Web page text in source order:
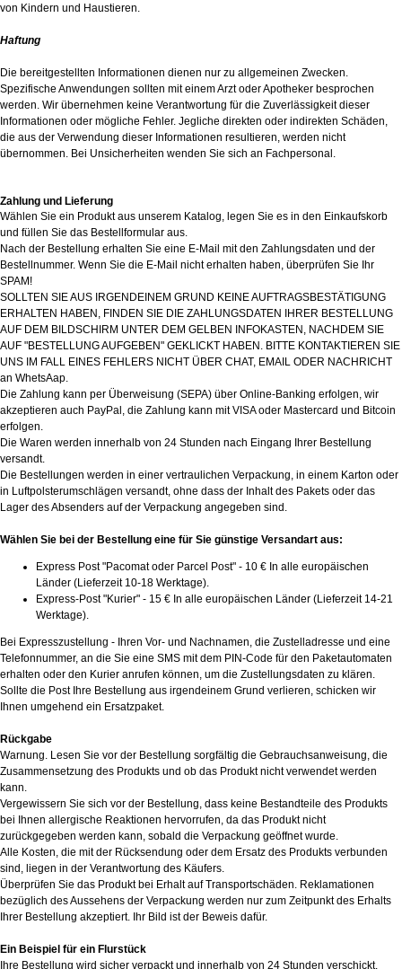
von Kindern und Haustieren.
Haftung
Die bereitgestellten Informationen dienen nur zu allgemeinen Zwecken.
Spezifische Anwendungen sollten mit einem Arzt oder Apotheker besprochen
werden. Wir übernehmen keine Verantwortung für die Zuverlässigkeit dieser
Informationen oder mögliche Fehler. Jegliche direkten oder indirekten Schäden,
die aus der Verwendung dieser Informationen resultieren, werden nicht
übernommen. Bei Unsicherheiten wenden Sie sich an Fachpersonal.
Zahlung und Lieferung
Wählen Sie ein Produkt aus unserem Katalog, legen Sie es in den Einkaufskorb
und füllen Sie das Bestellformular aus.
Nach der Bestellung erhalten Sie eine E-Mail mit den Zahlungsdaten und der
Bestellnummer. Wenn Sie die E-Mail nicht erhalten haben, überprüfen Sie Ihr
SPAM!
SOLLTEN SIE AUS IRGENDEINEM GRUND KEINE AUFTRAGSBESTÄTIGUNG
ERHALTEN HABEN, FINDEN SIE DIE ZAHLUNGSDATEN IHRER BESTELLUNG
AUF DEM BILDSCHIRM UNTER DEM GELBEN INFOKASTEN, NACHDEM SIE
AUF "BESTELLUNG AUFGEBEN" GEKLICKT HABEN. BITTE KONTAKTIEREN SIE
UNS IM FALL EINES FEHLERS NICHT ÜBER CHAT, EMAIL ODER NACHRICHT
an WhetsAap.
Die Zahlung kann per Überweisung (SEPA) über Online-Banking erfolgen, wir
akzeptieren auch PayPal, die Zahlung kann mit VISA oder Mastercard und Bitcoin
erfolgen.
Die Waren werden innerhalb von 24 Stunden nach Eingang Ihrer Bestellung
versandt.
Die Bestellungen werden in einer vertraulichen Verpackung, in einem Karton oder
in Luftpolsterumschlägen versandt, ohne dass der Inhalt des Pakets oder das
Lager des Absenders auf der Verpackung angegeben sind.
Wählen Sie bei der Bestellung eine für Sie günstige Versandart aus:
Express Post "Pacomat oder Parcel Post" - 10 € In alle europäischen
Länder (Lieferzeit 10-18 Werktage).
Express-Post "Kurier" - 15 € In alle europäischen Länder (Lieferzeit 14-21
Werktage).
Bei Expresszustellung - Ihren Vor- und Nachnamen, die Zustelladresse und eine
Telefonnummer, an die Sie eine SMS mit dem PIN-Code für den Paketautomaten
erhalten oder den Kurier anrufen können, um die Zustellungsdaten zu klären.
Sollte die Post Ihre Bestellung aus irgendeinem Grund verlieren, schicken wir
Ihnen umgehend ein Ersatzpaket.
Rückgabe
Warnung. Lesen Sie vor der Bestellung sorgfältig die Gebrauchsanweisung, die
Zusammensetzung des Produkts und ob das Produkt nicht verwendet werden
kann.
Vergewissern Sie sich vor der Bestellung, dass keine Bestandteile des Produkts
bei Ihnen allergische Reaktionen hervorrufen, da das Produkt nicht
zurückgegeben werden kann, sobald die Verpackung geöffnet wurde.
Alle Kosten, die mit der Rücksendung oder dem Ersatz des Produkts verbunden
sind, liegen in der Verantwortung des Käufers.
Überprüfen Sie das Produkt bei Erhalt auf Transportschäden. Reklamationen
bezüglich des Aussehens der Verpackung werden nur zum Zeitpunkt des Erhalts
Ihrer Bestellung akzeptiert. Ihr Bild ist der Beweis dafür.
Ein Beispiel für ein Flurstück
Ihre Bestellung wird sicher verpackt und innerhalb von 24 Stunden verschickt.